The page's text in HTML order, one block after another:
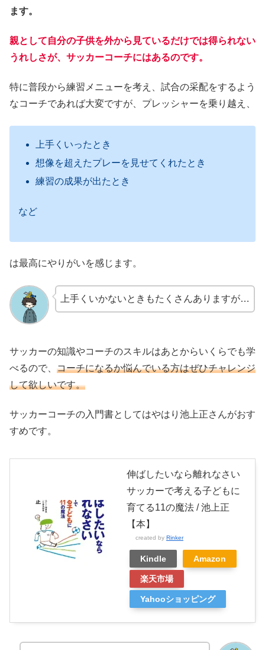
ます。
親として自分の子供を外から見ているだけでは得られない
うれしさが、サッカーコーチにはあるのです。
特に普段から練習メニューを考え、試合の采配をするよう
なコーチであれば大変ですが、プレッシャーを乗り越え、
上手くいったとき
想像を超えたプレーを見せてくれたとき
練習の成果が出たとき
など
は最高にやりがいを感じます。
上手くいかないときもたくさんありますが…
サッカーの知識やコーチのスキルはあとからいくらでも学
べるので、 コーチになるか悩んでいる方はぜひチャレンジ
して欲しいです。
サッカーコーチの入門書としてはやはり池上正さんがおす
すめです。
伸ばしたいなら離れなさい
サッカーで考える子どもに
育てる11の魔法 / 池上正
【本】
created by Rinker
Kindle Amazon
楽天市場
Yahooショッピング